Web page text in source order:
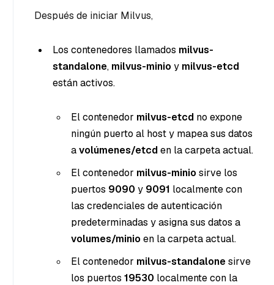
Después de iniciar Milvus,
Los contenedores llamados milvus-
standalone, milvus-minioy milvus-etcd
están activos.
El contenedor milvus-etcd no expone
ningún puerto al host y mapea sus datos
avolúmenes/etcden la carpeta actual.
El contenedor milvus-miniosirve los
puertos 9090 y 9091 localmente con
las credenciales de autenticación
predeterminadas y asigna sus datos a
volumes/minioen la carpeta actual.
El contenedor milvus-standalonesirve
los puertos 19530 localmente con la